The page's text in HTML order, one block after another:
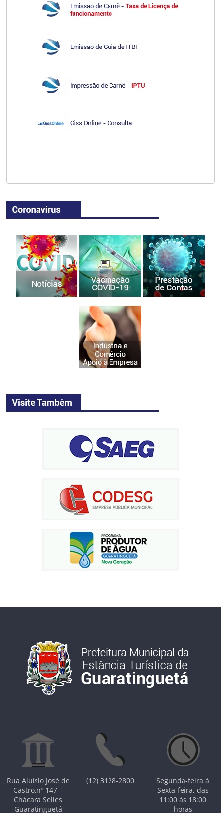
Rua Aluísio José de
Castro,nº 147 –
Chácara Selles
Guaratinguetá
(12) 3128-2800
Segunda-feira à
Sexta-feira, das
11:00 às 18:00
horas